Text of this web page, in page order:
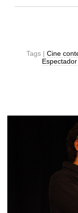
Tags | Cine